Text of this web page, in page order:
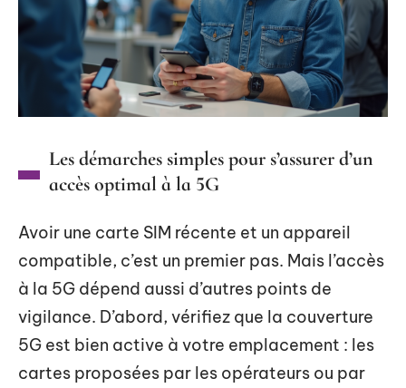
Les démarches simples pour s’assurer d’un
accès optimal à la 5G
Avoir une carte SIM récente et un appareil
compatible, c’est un premier pas. Mais l’accès
à la 5G dépend aussi d’autres points de
vigilance. D’abord, vérifiez que la couverture
5G est bien active à votre emplacement : les
cartes proposées par les opérateurs ou par